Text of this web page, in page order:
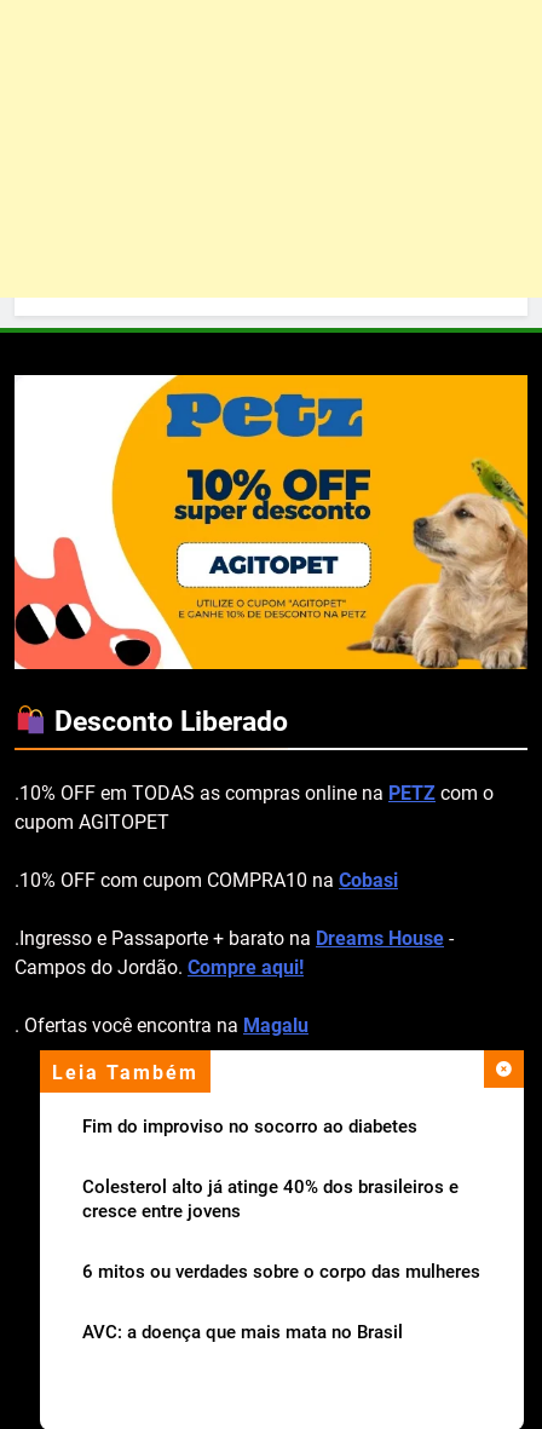
Leia Também
Fim do improviso no socorro ao diabetes
Colesterol alto já atinge 40% dos brasileiros e
cresce entre jovens
6 mitos ou verdades sobre o corpo das mulheres
AVC: a doença que mais mata no Brasil
Desconto Liberado
.10% OFF em TODAS as compras online na PETZ com o
cupom AGITOPET
.10% OFF com cupom COMPRA10 na Cobasi
.Ingresso e Passaporte + barato na Dreams House -
Campos do Jordão. Compre aqui!
. Ofertas você encontra na Magalu
apoio institucional